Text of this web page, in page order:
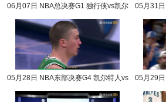
06月07日 NBA总决赛G1 独行侠vs凯尔
05月31
05月28日 NBA东部决赛G4 凯尔特人vs
05月29